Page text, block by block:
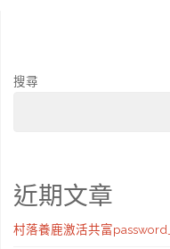
搜尋
近期文章
村落養鹿激活共富